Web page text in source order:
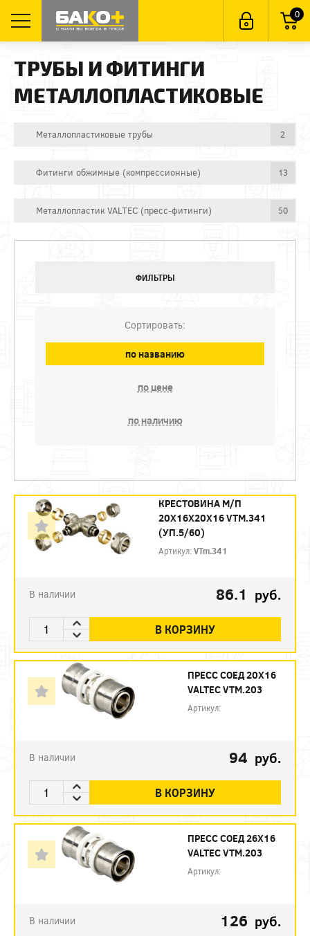
0
ТРУБЫ И ФИТИНГИ
МЕТАЛЛОПЛАСТИКОВЫЕ
Металлопластиковые трубы 2
Фитинги обжимные (компрессионные) 13
Металлопластик VALTEC (пресс-фитинги) 50
ФИЛЬТРЫ
Сортировать:
по названию
по цене
по наличию
КРЕСТОВИНА М/П
20Х16Х20Х16 VTM.341
(УП.5/60)
Артикул:VTm.341
В наличии 86.1 руб.
В КОРЗИНУ
ПРЕСС СОЕД 20Х16
VALTEC VTM.203
Артикул:
В наличии 94 руб.
В КОРЗИНУ
ПРЕСС СОЕД 26Х16
VALTEC VTM.203
Артикул:
В наличии 126 руб.